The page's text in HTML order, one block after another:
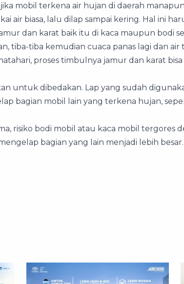
mobil terkena air hujan di daerah
air biasa, lalu dilap sampai kering. Hal ini
dan karat baik itu di kaca maupun bodi
tiba-tiba kemudian cuaca panas lagi dan
proses timbulnya jamur dan karat
untuk dibedakan. Lap yang sudah
bagian mobil lain yang terkena hujan,
risiko bodi mobil atau kaca mobil tergores
bagian yang lain menjadi lebih besar.